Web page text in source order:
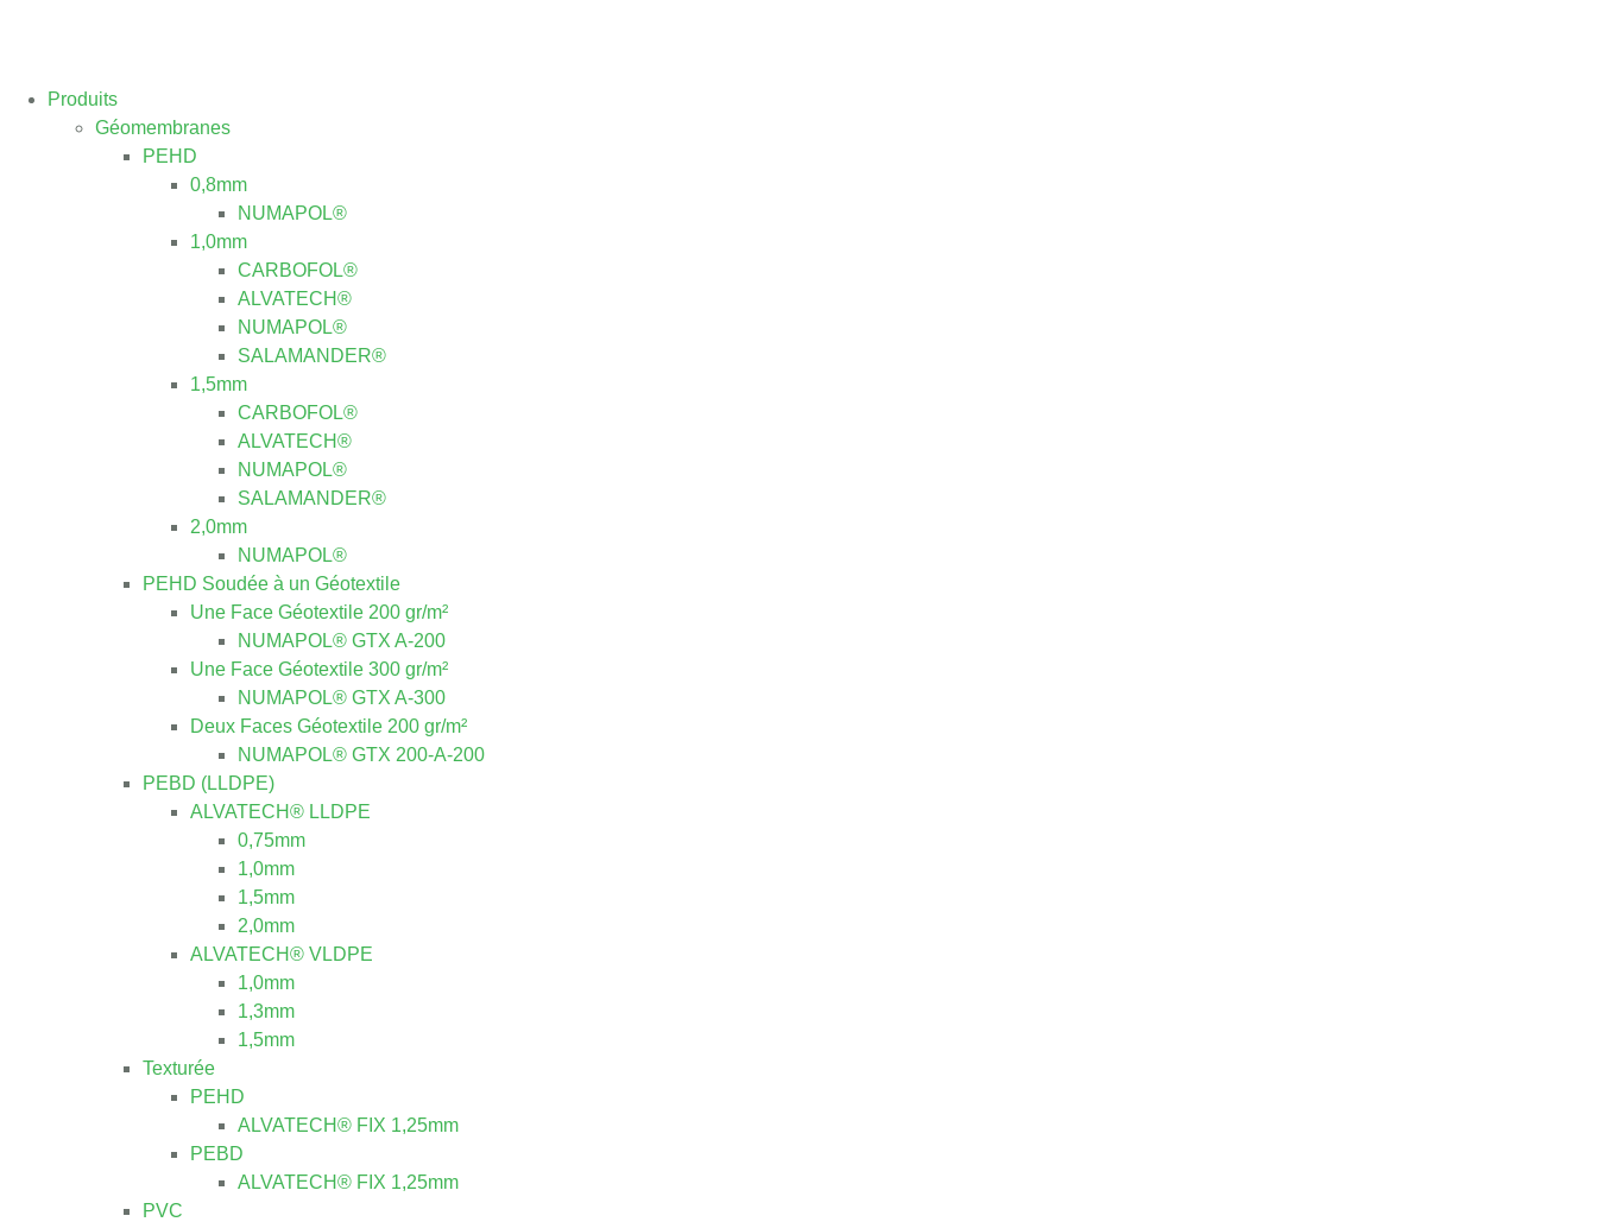
Produits
Géomembranes
PEHD
0,8mm
NUMAPOL®
1,0mm
CARBOFOL®
ALVATECH®
NUMAPOL®
SALAMANDER®
1,5mm
CARBOFOL®
ALVATECH®
NUMAPOL®
SALAMANDER®
2,0mm
NUMAPOL®
PEHD Soudée à un Géotextile
Une Face Géotextile 200 gr/m²
NUMAPOL® GTX A-200
Une Face Géotextile 300 gr/m²
NUMAPOL® GTX A-300
Deux Faces Géotextile 200 gr/m²
NUMAPOL® GTX 200-A-200
PEBD (LLDPE)
ALVATECH® LLDPE
0,75mm
1,0mm
1,5mm
2,0mm
ALVATECH® VLDPE
1,0mm
1,3mm
1,5mm
Texturée
PEHD
ALVATECH® FIX 1,25mm
PEBD
ALVATECH® FIX 1,25mm
PVC